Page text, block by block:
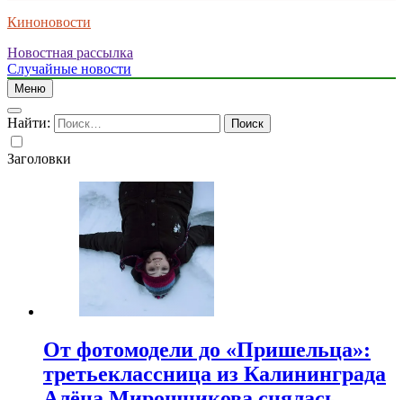
Киноновости
Новостная рассылка
Случайные новости
Меню
Найти:
Заголовки
От фотомодели до «Пришельца»:
третьеклассница из Калининграда